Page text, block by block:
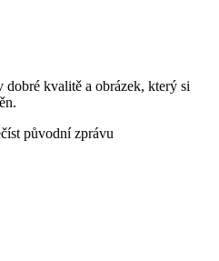
kvalitě a obrázek, který si
původní zprávu